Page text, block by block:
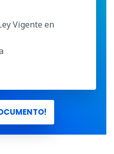
Vigente en